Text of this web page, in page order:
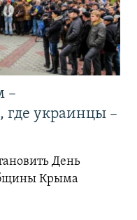
–
где украинцы –
День
Крыма